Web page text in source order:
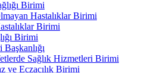
Birimi
Hastalıklar Birimi
Birimi
Birimi
Sağlık Hizmetleri Birimi
ve Eczacılık Birimi